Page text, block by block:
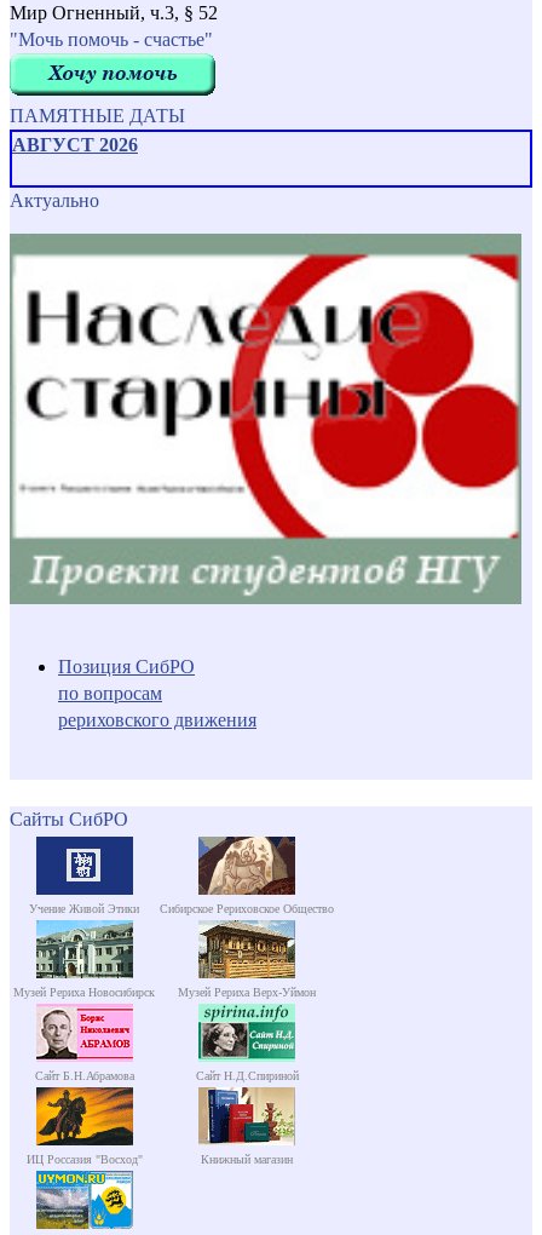
Мир Огненный, ч.3, § 52
"Мочь помочь - счастье"
ПАМЯТНЫЕ ДАТЫ
АВГУСТ 2026
Актуально
Позиция СибРО
по вопросам
рериховского движения
Сайты СибРО
Учение Живой Этики Сибирское Рериховское Общество
Музей Рериха Новосибирск Музей Рериха Верх-Уймон
Сайт Б.Н.Абрамова Сайт Н.Д.Спириной
ИЦ Россазия "Восход" Книжный магазин